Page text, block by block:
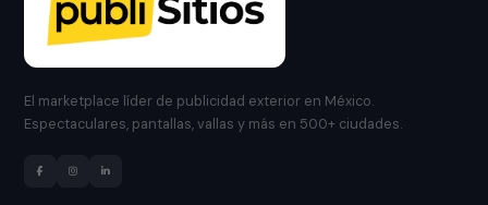
El marketplace líder de publicidad exterior en México.
Espectaculares, pantallas, vallas y más en 500+ ciudades.